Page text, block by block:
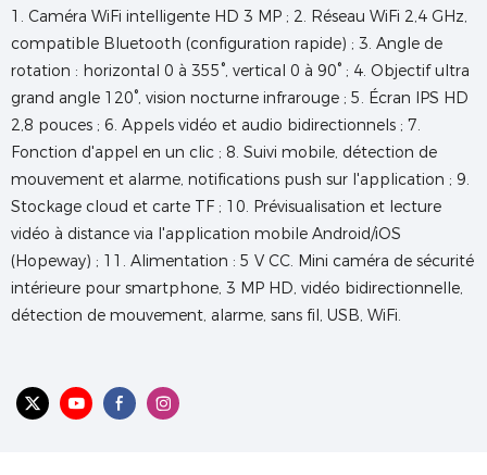
1. Caméra WiFi intelligente HD 3 MP ; 2. Réseau WiFi 2,4 GHz,
compatible Bluetooth (configuration rapide) ; 3. Angle de
rotation : horizontal 0 à 355°, vertical 0 à 90° ; 4. Objectif ultra
grand angle 120°, vision nocturne infrarouge ; 5. Écran IPS HD
2,8 pouces ; 6. Appels vidéo et audio bidirectionnels ; 7.
Fonction d'appel en un clic ; 8. Suivi mobile, détection de
mouvement et alarme, notifications push sur l'application ; 9.
Stockage cloud et carte TF ; 10. Prévisualisation et lecture
vidéo à distance via l'application mobile Android/iOS
(Hopeway) ; 11. Alimentation : 5 V CC. Mini caméra de sécurité
intérieure pour smartphone, 3 MP HD, vidéo bidirectionnelle,
détection de mouvement, alarme, sans fil, USB, WiFi.